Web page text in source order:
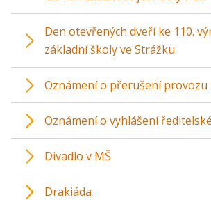
Den otevřených dveří ke 110.
základní školy ve Strážku
Oznámení o přerušení provozu
Oznámení o vyhlášení
Divadlo v MŠ
Drakiáda